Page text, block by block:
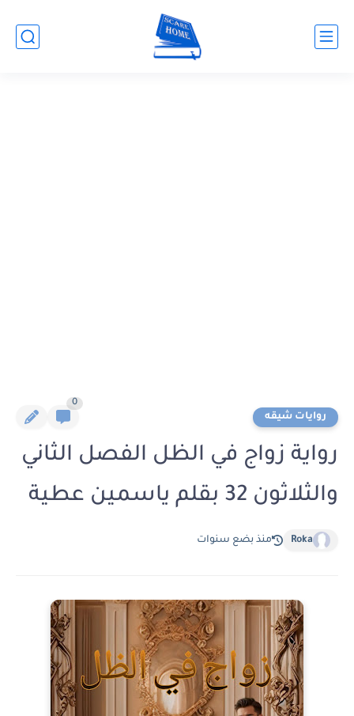
روايات شيقه
0
رواية زواج في الظل الفصل الثاني
والثلاثون 32 بقلم ياسمين عطية
Roka منذ بضع سنوات